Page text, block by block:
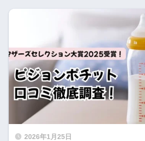
2026年1月25日